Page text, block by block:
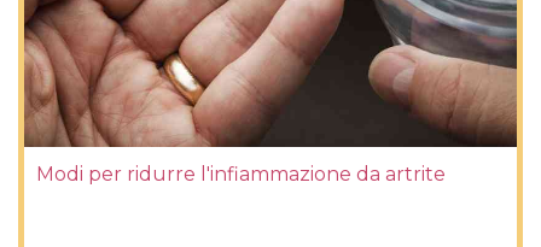
Modi per ridurre l'infiammazione da artrite